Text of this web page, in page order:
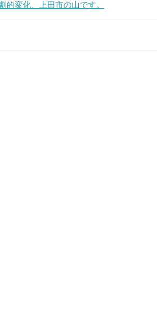
的変化、上田市の山です。